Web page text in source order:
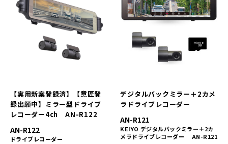
【実用新案登録済】【意匠登
録出願中】ミラー型ドライブ
レコーダー4ch AN-R122
AN-R122
ドライブレコーダー
デジタルバックミラー＋2カメ
ラドライブレコーダー
AN-R121
KEIYO デジタルバックミラー＋2カ
メラドライブレコーダー AN-R121